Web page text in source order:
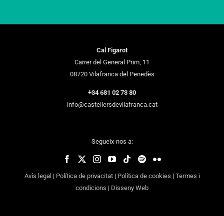
Cal Figarot
Carrer del General Prim, 11
08720 Vilafranca del Penedès
+34 681 02 73 80
info@castellersdevilafranca.cat
Segueix-nos a:
Avís legal | Política de privacitat| Política de cookies | Termes i
condicions | Disseny Web